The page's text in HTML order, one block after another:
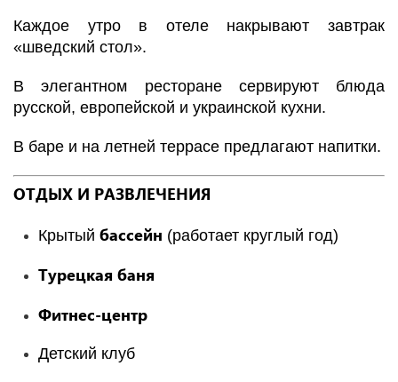
Каждое утро в отеле накрывают завтрак
«шведский стол».
В элегантном ресторане сервируют блюда
русской, европейской и украинской кухни.
В баре и на летней террасе предлагают напитки.
ОТДЫХ И РАЗВЛЕЧЕНИЯ
Крытый бассейн (работает круглый год)
Турецкая баня
Фитнес-центр
Детский клуб